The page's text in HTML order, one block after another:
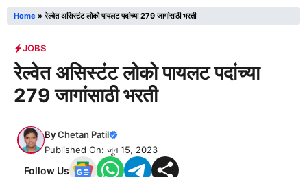
Home »रेल्वेत असिस्टंट लोको पायलट पदांच्या 279 जागांसाठी भरती
JOBS
रेल्वेत असिस्टंट लोको पायलट पदांच्या
279 जागांसाठी भरती
ByChetan Patil
Published On: जून 15, 2023
Follow Us